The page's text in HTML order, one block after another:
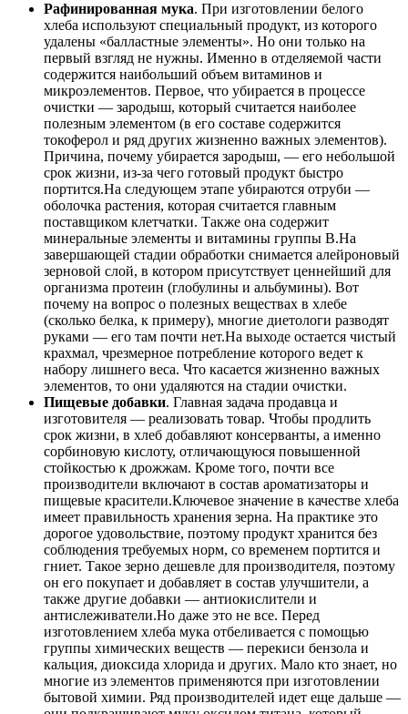
Рафинированная мука. При изготовлении белого
хлеба используют специальный продукт, из которого
удалены «балластные элементы». Но они только на
первый взгляд не нужны. Именно в отделяемой части
содержится наибольший объем витаминов и
микроэлементов. Первое, что убирается в процессе
очистки — зародыш, который считается наиболее
полезным элементом (в его составе содержится
токоферол и ряд других жизненно важных элементов).
Причина, почему убирается зародыш, — его небольшой
срок жизни, из-за чего готовый продукт быстро
портится.На следующем этапе убираются отруби —
оболочка растения, которая считается главным
поставщиком клетчатки. Также она содержит
минеральные элементы и витамины группы В.На
завершающей стадии обработки снимается алейроновый
зерновой слой, в котором присутствует ценнейший для
организма протеин (глобулины и альбумины). Вот
почему на вопрос о полезных веществах в хлебе
(сколько белка, к примеру), многие диетологи разводят
руками — его там почти нет.На выходе остается чистый
крахмал, чрезмерное потребление которого ведет к
набору лишнего веса. Что касается жизненно важных
элементов, то они удаляются на стадии очистки.
Пищевые добавки. Главная задача продавца и
изготовителя — реализовать товар. Чтобы продлить
срок жизни, в хлеб добавляют консерванты, а именно
сорбиновую кислоту, отличающуюся повышенной
стойкостью к дрожжам. Кроме того, почти все
производители включают в состав ароматизаторы и
пищевые красители.Ключевое значение в качестве хлеба
имеет правильность хранения зерна. На практике это
дорогое удовольствие, поэтому продукт хранится без
соблюдения требуемых норм, со временем портится и
гниет. Такое зерно дешевле для производителя, поэтому
он его покупает и добавляет в состав улучшители, а
также другие добавки — антиокислители и
антислеживатели.Но даже это не все. Перед
изготовлением хлеба мука отбеливается с помощью
группы химических веществ — перекиси бензола и
кальция, диоксида хлорида и других. Мало кто знает, но
многие из элементов применяются при изготовлении
бытовой химии. Ряд производителей идет еще дальше —